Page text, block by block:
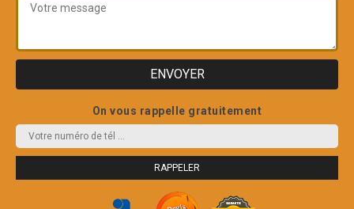
On vous rappelle gratuitement